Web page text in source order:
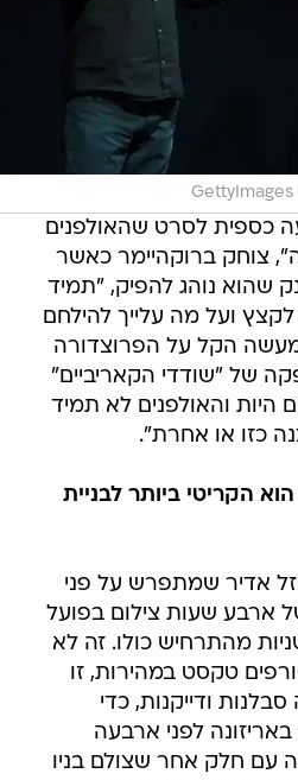
GettyImages
כספית לסרט שהאולפנים
צוחק ברוקהיימר כאשר
שהוא נוהג להפיק, "תמיד
ועל מה עלייך להילחם
הקל על הפרוצדורה
של "שודדי הקאריביים"
והאולפנים לא תמיד
כזו או אחרת".
הקריטי ביותר לבניית
אדיר שמתפרש על פני
ארבע שעות צילום בפועל
מהתרחיש כולו. זה לא
טקסט במהירות, זו
ודייקנות, כדי
לפני ארבעה
עם חלק אחר שצולם בניו